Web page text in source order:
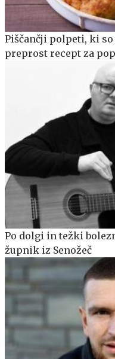
Piščančji polpeti, ki
preprost recept za
Po dolgi in težki
župnik iz Senožeč